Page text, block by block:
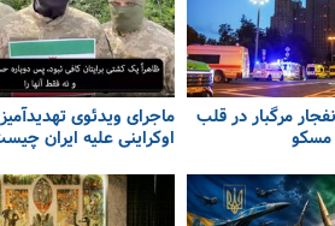
انفجار مرگبار در قلب ماجرای ویدئوی
اوکراینی علیه ایران